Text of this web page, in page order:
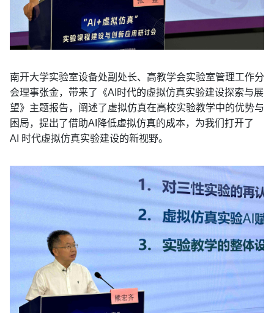
南开大学实验室设备处副处长、高教学会实验室管理工作分
会理事张金，带来了《AI时代的虚拟仿真实验建设探索与展
望》主题报告，阐述了虚拟仿真在高校实验教学中的优势与
困局，提出了借助AI降低虚拟仿真的成本，为我们打开了
AI 时代虚拟仿真实验建设的新视野。